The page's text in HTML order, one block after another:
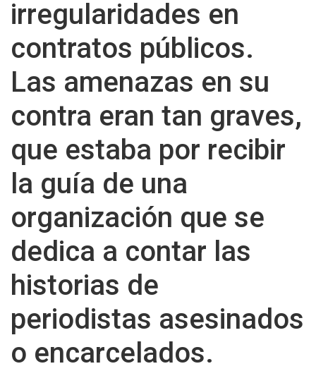
irregularidades en
contratos públicos.
Las amenazas en su
contra eran tan graves,
que estaba por recibir
la guía de una
organización que se
dedica a contar las
historias de
periodistas asesinados
o encarcelados.